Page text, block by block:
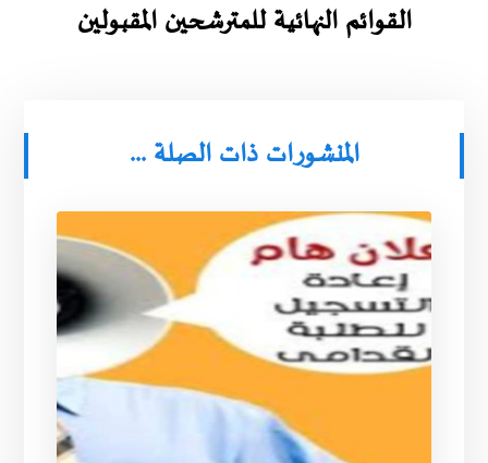
القوائم النهائية للمترشحين المقبولين
المنشورات ذات الصلة ...